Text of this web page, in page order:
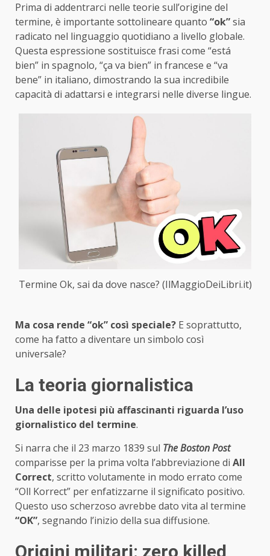
Prima di addentrarci nelle teorie sull’origine del
termine, è importante sottolineare quanto “ok”sia
radicato nel linguaggio quotidiano a livello globale.
Questa espressione sostituisce frasi come “está
bien” in spagnolo, “ça va bien” in francese e “va
bene” in italiano, dimostrando la sua incredibile
capacità di adattarsi e integrarsi nelle diverse lingue.
Termine Ok, sai da dove nasce? (IlMaggioDeiLibri.it)
Ma cosa rende “ok” così speciale? E soprattutto,
come ha fatto a diventare un simbolo così
universale?
La teoria giornalistica
Una delle ipotesi più affascinanti riguarda l’uso
giornalistico del termine.
Si narra che il 23 marzo 1839 sul The Boston Post
comparisse per la prima volta l’abbreviazione di All
Correct, scritto volutamente in modo errato come
“Oll Korrect” per enfatizzarne il significato positivo.
Questo uso scherzoso avrebbe dato vita al termine
“OK”, segnando l’inizio della sua diffusione.
Origini militari: zero killed